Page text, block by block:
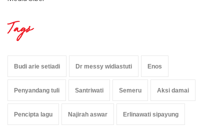
Tags
Budi arie setiadi Dr messy widiastuti Enos
Penyandang tuli Santriwati Semeru Aksi damai
Pencipta lagu Najirah aswar Erlinawati sipayung